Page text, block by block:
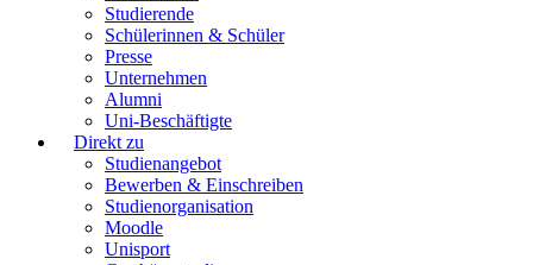
Studierende
Schülerinnen & Schüler
Presse
Unternehmen
Alumni
Uni-Beschäftigte
Direkt zu
Studienangebot
Bewerben & Einschreiben
Studienorganisation
Moodle
Unisport